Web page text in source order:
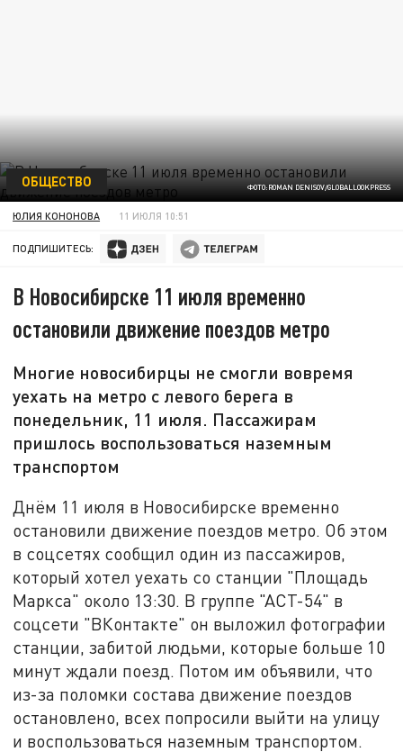
ФОТО:ROMAN DENISOV/GLOBALLOOKPRESS
ОБЩЕСТВО
ЮЛИЯ КОНОНОВА 11 ИЮЛЯ 10:51
ПОДПИШИТЕСЬ:
В Новосибирске 11 июля временно
остановили движение поездов метро
Многие новосибирцы не смогли вовремя
уехать на метро с левого берега в
понедельник, 11 июля. Пассажирам
пришлось воспользоваться наземным
транспортом
Днём 11 июля в Новосибирске временно
остановили движение поездов метро. Об этом
в соцсетях сообщил один из пассажиров,
который хотел уехать со станции "Площадь
Маркса" около 13:30. В группе "АСТ-54" в
соцсети "ВКонтакте" он выложил фотографии
станции, забитой людьми, которые больше 10
минут ждали поезд. Потом им объявили, что
из-за поломки состава движение поездов
остановлено, всех попросили выйти на улицу
и воспользоваться наземным транспортом.